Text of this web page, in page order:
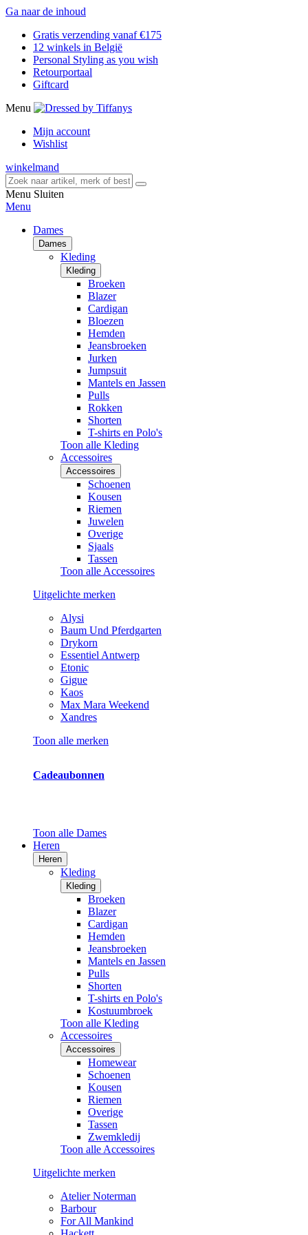
Ga naar de inhoud
Gratis verzending vanaf €175
12 winkels in België
Personal Styling as you wish
Retourportaal
Giftcard
Menu
Mijn account
Wishlist
winkelmand
Menu Sluiten
Menu
Dames
Dames
Kleding
Kleding
Broeken
Blazer
Cardigan
Bloezen
Hemden
Jeansbroeken
Jurken
Jumpsuit
Mantels en Jassen
Pulls
Rokken
Shorten
T-shirts en Polo's
Toon alle Kleding
Accessoires
Accessoires
Schoenen
Kousen
Riemen
Juwelen
Overige
Sjaals
Tassen
Toon alle Accessoires
Uitgelichte merken
Alysi
Baum Und Pferdgarten
Drykorn
Essentiel Antwerp
Etonic
Gigue
Kaos
Max Mara Weekend
Xandres
Toon alle merken
Cadeaubonnen
Toon alle Dames
Heren
Heren
Kleding
Kleding
Broeken
Blazer
Cardigan
Hemden
Jeansbroeken
Mantels en Jassen
Pulls
Shorten
T-shirts en Polo's
Kostuumbroek
Toon alle Kleding
Accessoires
Accessoires
Homewear
Schoenen
Kousen
Riemen
Overige
Tassen
Zwemkledij
Toon alle Accessoires
Uitgelichte merken
Atelier Noterman
Barbour
For All Mankind